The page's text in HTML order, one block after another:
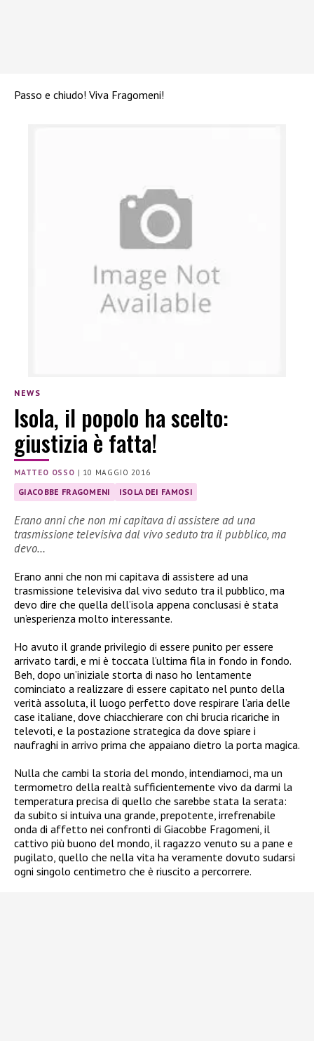
Passo e chiudo! Viva Fragomeni!
NEWS
Isola, il popolo ha scelto:
giustizia è fatta!
MATTEO OSSO | 10 MAGGIO 2016
GIACOBBE FRAGOMENI ISOLA DEI FAMOSI
Erano anni che non mi capitava di assistere ad una
trasmissione televisiva dal vivo seduto tra il pubblico, ma
devo…
Erano anni che non mi capitava di assistere ad una
trasmissione televisiva dal vivo seduto tra il pubblico, ma
devo dire che quella dell’isola appena conclusasi è stata
un’esperienza molto interessante.
Ho avuto il grande privilegio di essere punito per essere
arrivato tardi, e mi è toccata l’ultima fila in fondo in fondo.
Beh, dopo un’iniziale storta di naso ho lentamente
cominciato a realizzare di essere capitato nel punto della
verità assoluta, il luogo perfetto dove respirare l’aria delle
case italiane, dove chiacchierare con chi brucia ricariche in
televoti, e la postazione strategica da dove spiare i
naufraghi in arrivo prima che appaiano dietro la porta magica.
Nulla che cambi la storia del mondo, intendiamoci, ma un
termometro della realtà sufficientemente vivo da darmi la
temperatura precisa di quello che sarebbe stata la serata:
da subito si intuiva una grande, prepotente, irrefrenabile
onda di affetto nei confronti di Giacobbe Fragomeni, il
cattivo più buono del mondo, il ragazzo venuto su a pane e
pugilato, quello che nella vita ha veramente dovuto sudarsi
ogni singolo centimetro che è riuscito a percorrere.